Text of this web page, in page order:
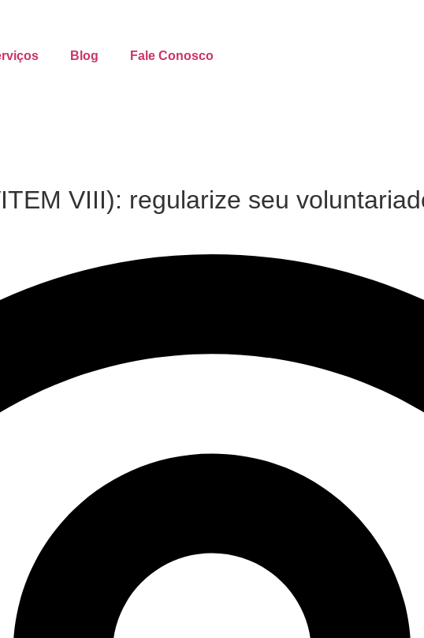
Blog Fale Conosco
VIII): regularize seu